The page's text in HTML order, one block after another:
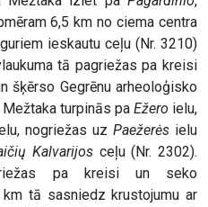
6,5 km no ciema centra
ieskautu ceļu (Nr. 3210)
tā pagriežas pa kreisi
šķērso Gegrēnu arheoloģisko
turpinās pa Ežero ielu,
nogriežas uz Paežerėsielu
Kalvarijos ceļu (Nr. 2302).
pa kreisi un seko
tā sasniedz krustojumu ar